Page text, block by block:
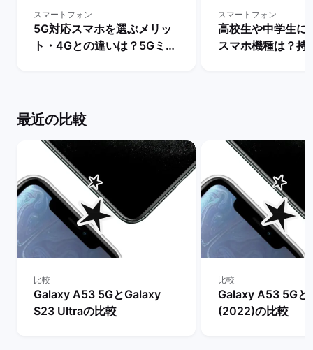
スマートフォン
5G対応スマホを選ぶメリッ
ト・4Gとの違いは？5Gミリ
スマートフォン
高校生や中学生に
スマホ機種は？持
最近の比較
比較
Galaxy A53 5GとGalaxy
S23 Ultraの比較
比較
Galaxy A53 5Gと
(2022)の比較